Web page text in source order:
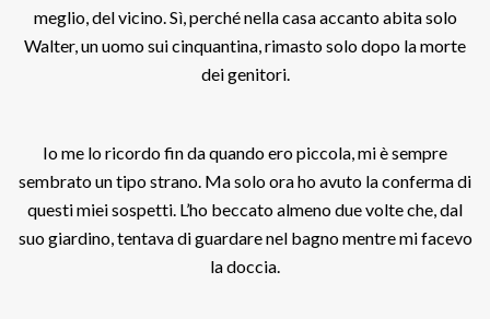
meglio, del vicino. Sì, perché nella casa accanto abita solo
Walter, un uomo sui cinquantina, rimasto solo dopo la morte
dei genitori.
Io me lo ricordo fin da quando ero piccola, mi è sempre
sembrato un tipo strano. Ma solo ora ho avuto la conferma di
questi miei sospetti. L’ho beccato almeno due volte che, dal
suo giardino, tentava di guardare nel bagno mentre mi facevo
la doccia.